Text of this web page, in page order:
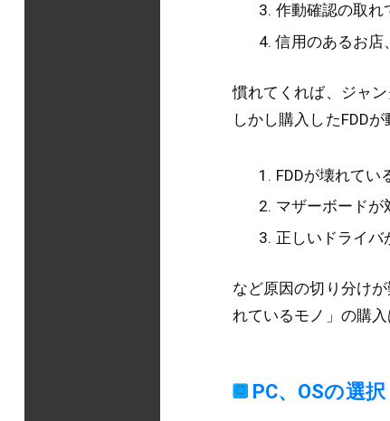
作動確認の取れ
信用のあるお店
慣れてくれば、ジャ
しかし購入したFDD
FDDが壊れてい
マザーボードが
正しいドライバ
など原因の切り分け
れているモノ」の購入
PC、OSの選択